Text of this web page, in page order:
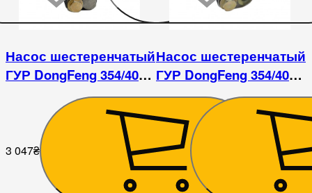
Насос шестеренчатый
ГУР DongFeng 354/404
HLCB-D08/06R
3 047₴
Насос шестеренчатый
ГУР DongFeng 354/404
HLCB-D08/06 R
(плоский вал)
4 221₴